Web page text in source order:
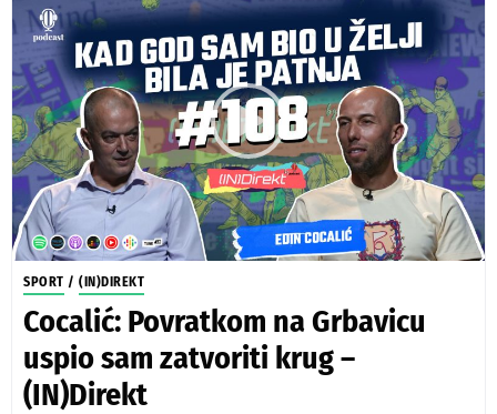
SPORT / (IN)DIREKT
Cocalić: Povratkom na Grbavicu
uspio sam zatvoriti krug –
(IN)Direkt